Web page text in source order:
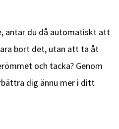
antar du då automatiskt att
bort det, utan att ta åt
och tacka? Genom
dig ännu mer i ditt